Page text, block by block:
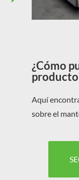
¿Cómo
Aquí
sobre el